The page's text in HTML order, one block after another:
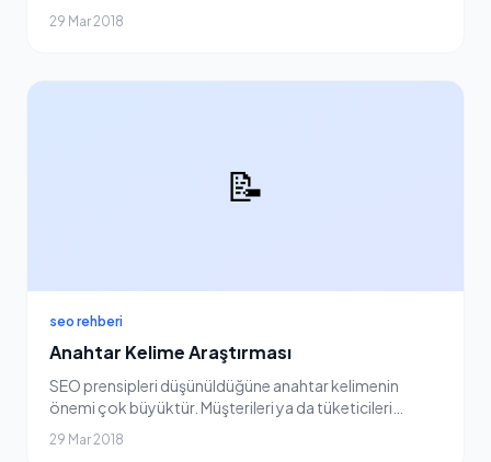
çalışmalarını göz ardı edemezsiniz. SEO’nun en temel
aşamalarından biri olan sayfa içi SEO...
29 Mar 2018
📝
seo rehberi
Anahtar Kelime Araştırması
SEO prensipleri düşünüldüğüne anahtar kelimenin
önemi çok büyüktür. Müşterileri ya da tüketicileri
sitenize çeken, ilk olarak arama yaparken kullandıkları
anahtar kelimelerdir. Bu yüzden doğru anahtar...
29 Mar 2018